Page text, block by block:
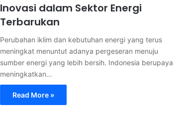
Inovasi dalam Sektor Energi
Terbarukan
Perubahan iklim dan kebutuhan energi yang terus
meningkat menuntut adanya pergeseran menuju
sumber energi yang lebih bersih. Indonesia berupaya
meningkatkan…
Read More »